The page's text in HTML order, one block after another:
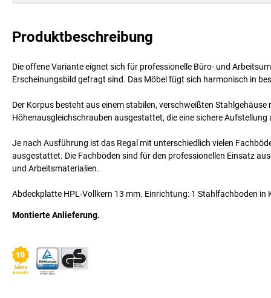
Produktbeschreibung
Die offene Variante eignet sich für professionelle Büro- und
Erscheinungsbild gefragt sind. Das Möbel fügt sich harmonisch in
Der Korpus besteht aus einem stabilen, verschweißten
Höhenausgleichschrauben ausgestattet, die eine sichere
Je nach Ausführung ist das Regal mit unterschiedlich vielen
ausgestattet. Die Fachböden sind für den professionellen Einsatz
und Arbeitsmaterialien.
Abdeckplatte HPL-Vollkern 13 mm. Einrichtung: 1 Stahlfachboden
Montierte Anlieferung.